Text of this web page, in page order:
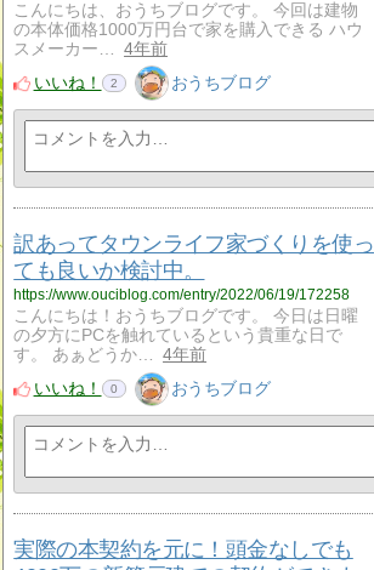
こんにちは、おうちブログです。 今回は建物
の本体価格1000万円台で家を購入できる ハウ
スメーカー…
4年前
いいね！
2 おうちブログ
訳あってタウンライフ家づくりを使っ
ても良いか検討中。
https://www.ouciblog.com/entry/2022/06/19/172258
こんにちは！おうちブログです。 今日は日曜
の夕方にPCを触れているという貴重な日で
す。 あぁどうか…
4年前
いいね！
0 おうちブログ
実際の本契約を元に！頭金なしでも